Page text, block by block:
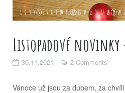
Listopadové novinky
30.11.2021 2 Comments
Vánoce už jsou za dubem, za